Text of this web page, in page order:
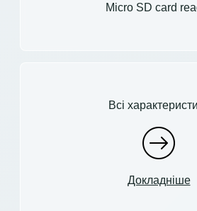
Micro SD card
Всі
Докладніше